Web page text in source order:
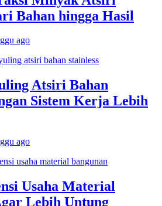
Bahan hingga Hasil
ago
Atsiri Bahan
Sistem Kerja Lebih
ago
Usaha Material
Lebih Untung